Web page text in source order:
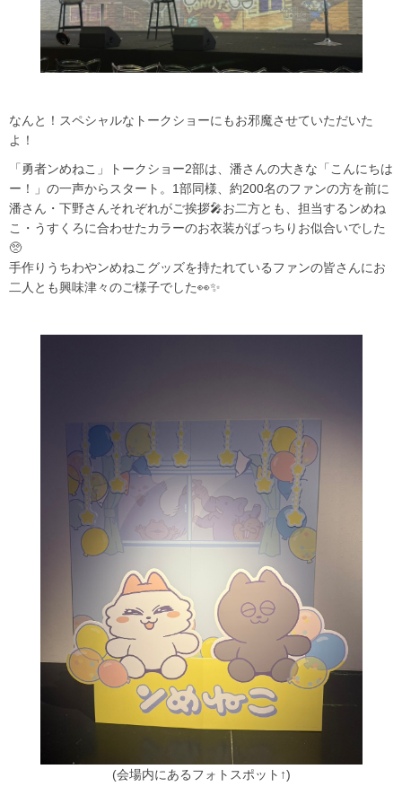
なんと！スペシャルなトークショーにもお邪魔させていただいた
よ！
「勇者ンめねこ」トークショー2部は、潘さんの大きな「こんにちは
ー！」の一声からスタート。1部同様、約200名のファンの方を前に
潘さん・下野さんそれぞれがご挨拶🎤お二方とも、担当するンめね
こ・うすくろに合わせたカラーのお衣装がばっちりお似合いでした
🥺
手作りうちわやンめねこグッズを持たれているファンの皆さんにお
二人とも興味津々のご様子でした👀✨
(会場内にあるフォトスポット↑)